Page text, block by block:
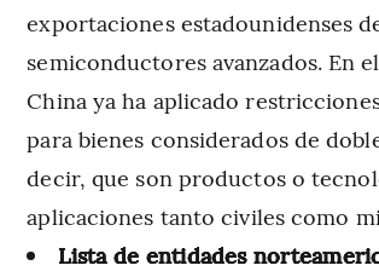
exportaciones estadounidenses
semiconductores avanzados. En
China ya ha aplicado
para bienes considerados de
decir, que son productos o
aplicaciones tanto civiles como
Lista de entidades